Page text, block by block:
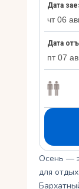
Осень —
для